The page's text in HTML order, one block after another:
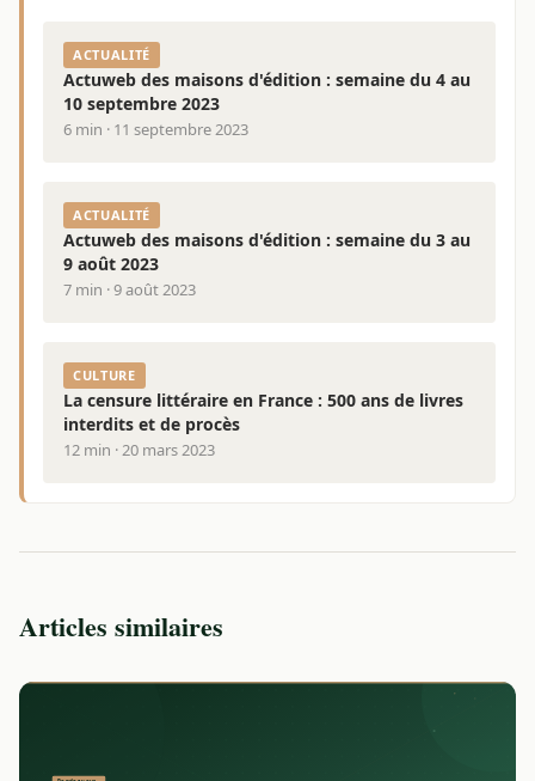
ACTUALITÉ
Actuweb des maisons d'édition : semaine du 4 au
10 septembre 2023
6 min · 11 septembre 2023
ACTUALITÉ
Actuweb des maisons d'édition : semaine du 3 au
9 août 2023
7 min · 9 août 2023
CULTURE
La censure littéraire en France : 500 ans de livres
interdits et de procès
12 min · 20 mars 2023
Articles similaires